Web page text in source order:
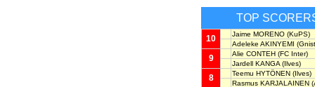
TOP
10 Jaime MORENO (KuPS)
Adeleke AKINYEMI
9 Alie CONTEH (FC Inter)
Jardell KANGA (Ilves)
8 Teemu HYTÖNEN (Ilves)
Rasmus KARJALAINEN